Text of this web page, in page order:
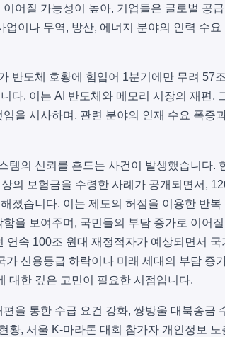
어질 가능성이 높아, 기업들은 글로벌 공
업이나 무역, 방산, 에너지 분야의 인력 수
반도체 호황에 힘입어 1분기에만 무려 57
다. 이는 AI 반도체와 메모리 시장의 재편,
을 시사하며, 관련 분야의 인재 수요 폭증
템의 신뢰를 흔드는 사건이 발생했습니다.
의 보험금을 수령한 사례가 공개되면서,
졌습니다. 이는 제도의 허점을 이용한 반
을 보여주며, 국민들의 부담 증가로 이어
연속 100조 원대 재정적자가 예상되면서
가 신용등급 하락이나 미래 세대의 부담 증
대한 깊은 고민이 필요한 시점입니다.
을 통한 수급 요건 강화, 쌍방울 대북송금
황, 서울 K-마라톤 대회 참가자 개인정보